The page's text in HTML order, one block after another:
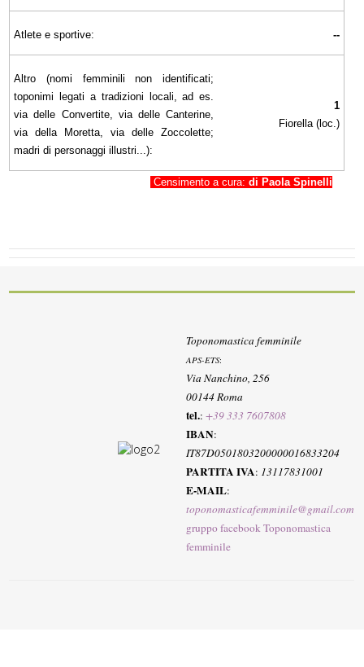
Atlete e sportive: --
Altro (nomi femminili non identificati;
toponimi legati a tradizioni locali, ad es.
via delle Convertite, via delle Canterine,
via della Moretta, via delle Zoccolette;
madri di personaggi illustri...):
1
Fiorella (loc.)
Censimento a cura: di Paola Spinelli
Toponomastica femminile
APS-ETS:
Via Nanchino, 256
00144 Roma
tel.:+39 333 7607808
IBAN:
IT87D0501803200000016833204
PARTITA IVA: 13117831001
E-MAIL:
toponomasticafemminile@gmail.com
gruppo facebook Toponomastica
femminile